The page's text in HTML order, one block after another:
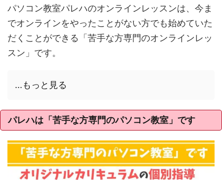
パソコン教室パレハのオンラインレッスンは、今ま
でオンラインをやったことがない方でも始めていた
だくことができる「苦手な方専門のオンラインレッ
スン」です。
...もっと見る
パレハは「苦手な方専門のパソコン教室」です